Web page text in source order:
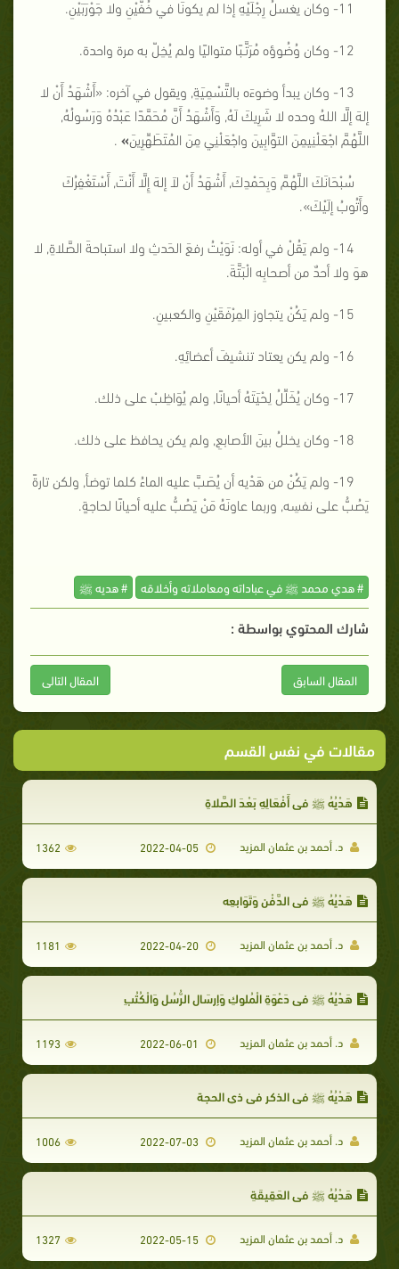
11- وكان يغسلُ رِجْلَيْهِ إذا لم يكونَا في خُفَّيْنِ ولا جَوْرَبَيْنِ.
12- وكان وُضُوؤه مُرَتَّـبًا متواليًا ولم يُخِلّ به مرة واحدة.
13- وكان يبدأ وضوءَه بالتَّسْمِيَةِ, ويقول في آخره: «
أَشْهَدُ أَنْ لا
إلهَ إلَّا اللهُ وحده لا شَرِيكَ لَهُ, وَأَشْهَدُ أَنَّ مُحَمَّدًا عَبْدُهُ وَرَسُولُهُ,
اللَّهُمَّ اجْعَلْنِيمِنَ التوَّابِينَ واجْعَلْنِي مِنَ المُتَطَهِّرِينَ»
.
سُبْحَانَكَ اللَّهُمَّ وَبِحَمْدِكَ, أَشْهَدُ أَنْ لاَ إلهَ إِلَّا أَنْتَ, أَسْتَغْفِرُكَ
وأَتُوبُ إلَيْكَ».
14- ولم يَقُلْ في أوله: نَوَيْتُ رفعَ الحَدثِ ولا استباحةَ الصَّلاةِ, لا
هوَ ولا أحدٌ من أصحابِه الْبَتَّةَ.
15- ولم يَكُنْ يتجاوز المِرْفَقَيْنِ والكعبينِ.
16- ولم يكن يعتاد تنشيفَ أعضائِهِ.
17- وكان يُخَلِّلُ لِحْيَتَهُ أحيانًا, ولم يُوَاظِبْ على ذلك.
18- وكان يخللُ بينَ الأصابعِ, ولم يكن يحافظ على ذلك.
19- ولم يَكُنْ من هَدْيه أن يُصَبَّ عليه الماءُ كلما توضأ, ولكن تارةً
يَصُبُّ على نفسِه, وربما عاونَهُ مَنْ يَصُبُّ عليه أحيانًا لحاجةٍ.
# هدي محمد ﷺ في عباداته ومعاملاته وأخلاقه # هديه ﷺ
شارك المحتوي بواسطة :
المقال السابق المقال التالى
مقالات في نفس القسم
هَدْيُهُ ﷺ في أَفْعَالِهِ بَعْدَ الصَّلاةِ
د. أحمد بن عثمان المزيد 1362
هَدْيُهُ ﷺ في الدَّفْنِ وَتَوَابِعِه
د. أحمد بن عثمان المزيد 1181
هَدْيُهُ ﷺ في دَعْوَةِ الْمُلوكِ وَإِرِسَالِ الرُّسُلِ وَالْكُتُبِ
د. أحمد بن عثمان المزيد 1193
هَدْيُهُ ﷺ في الذكر في ذي الحجة
د. أحمد بن عثمان المزيد 1006
هَدْيُهُ ﷺ في العَقِيقَةِ
د. أحمد بن عثمان المزيد 1327